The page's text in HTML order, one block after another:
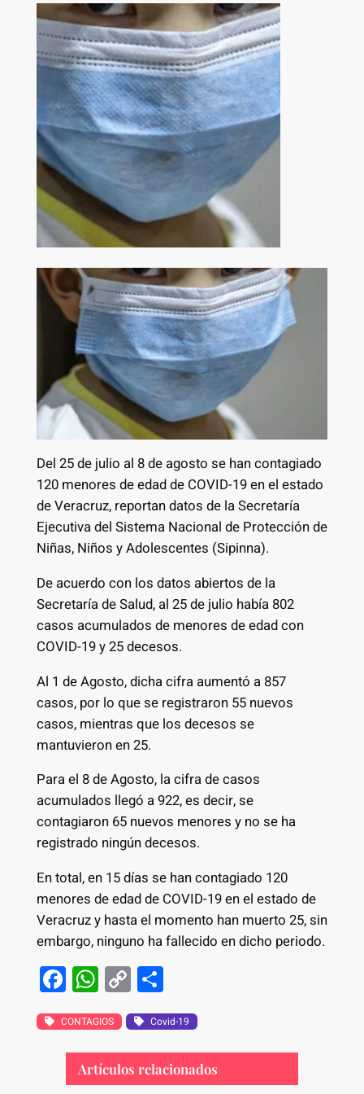
Del 25 de julio al 8 de agosto se han contagiado
120 menores de edad de COVID-19 en el estado
de Veracruz, reportan datos de la Secretaría
Ejecutiva del Sistema Nacional de Protección de
Niñas, Niños y Adolescentes (Sipinna).
De acuerdo con los datos abiertos de la
Secretaría de Salud, al 25 de julio había 802
casos acumulados de menores de edad con
COVID-19 y 25 decesos.
Al 1 de Agosto, dicha cifra aumentó a 857
casos, por lo que se registraron 55 nuevos
casos, mientras que los decesos se
mantuvieron en 25.
Para el 8 de Agosto, la cifra de casos
acumulados llegó a 922, es decir, se
contagiaron 65 nuevos menores y no se ha
registrado ningún decesos.
En total, en 15 días se han contagiado 120
menores de edad de COVID-19 en el estado de
Veracruz y hasta el momento han muerto 25, sin
embargo, ninguno ha fallecido en dicho periodo.
F
a
c
e
b
W
h
at
s
A
C
o
p
y
Li
S
h
ar
e
CONTAGIOS Covid-19
Artículos relacionados